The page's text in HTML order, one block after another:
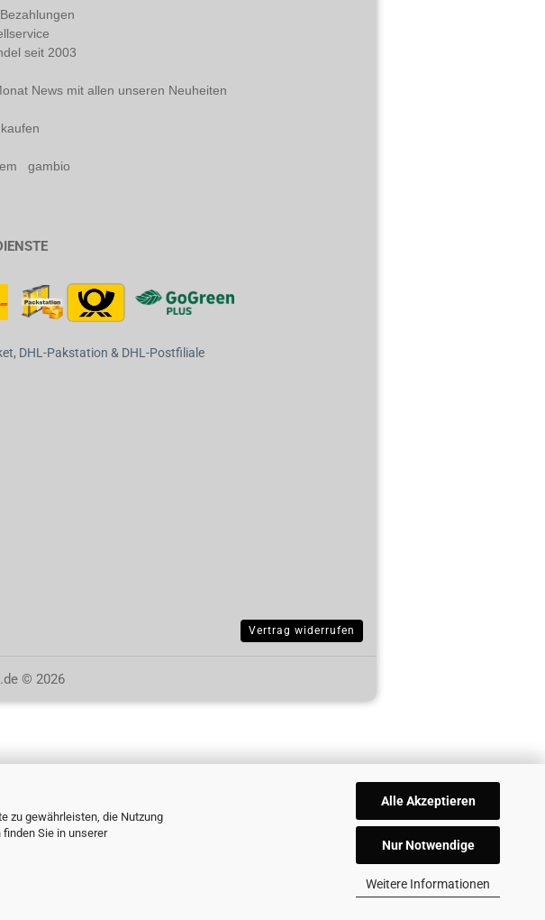
zu gewährleisten, die Nutzung
Sie in unserer
Alle Akzeptieren
Nur Notwendige
Weitere Informationen
seit 2003
News mit allen unseren Neuheiten
gambio
DHL-Pakstation & DHL-Postfiliale
Vertrag widerrufen
© 2026